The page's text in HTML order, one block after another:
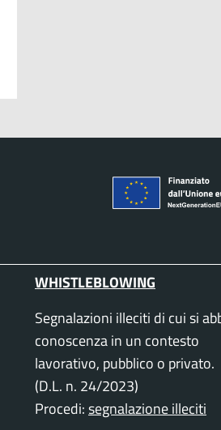
WHISTLEBLOWING
Segnalazioni illeciti di cui si
conoscenza in un contesto
lavorativo, pubblico o privato.
(D.L. n. 24/2023)
Procedi:segnalazione illeciti